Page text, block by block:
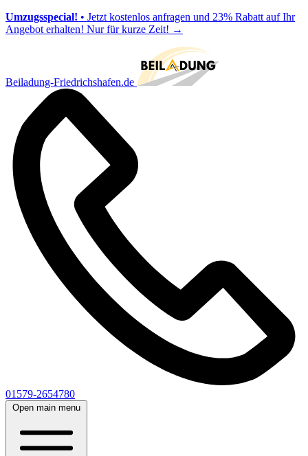
Umzugsspecial! • Jetzt kostenlos anfragen und 23% Rabatt auf Ihr
Angebot erhalten! Nur für kurze Zeit! →
Beiladung-Friedrichshafen.de
01579-2654780
Open main menu